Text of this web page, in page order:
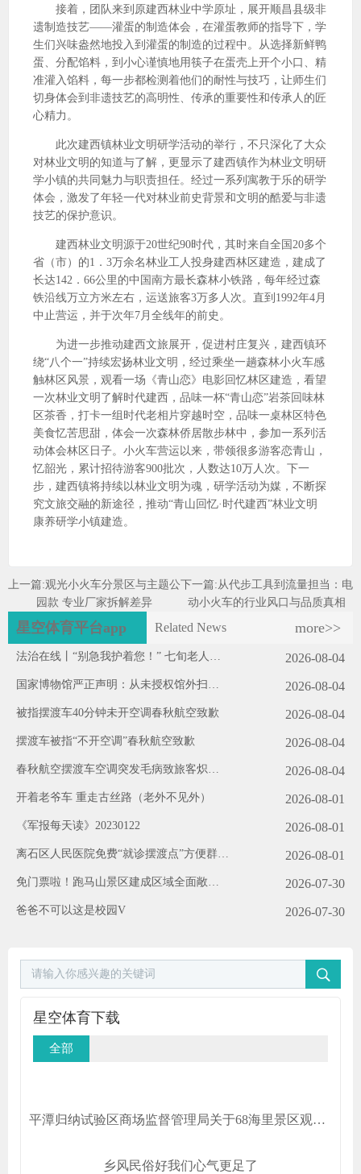
接着，团队来到原建西林业中学原址，展开顺昌县级非
遗制造技艺——灌蛋的制造体会，在灌蛋教师的指导下，学
生们兴味盎然地投入到灌蛋的制造的过程中。从选择新鲜鸭
蛋、分配馅料，到小心谨慎地用筷子在蛋壳上开个小口、精
准灌入馅料，每一步都检测着他们的耐性与技巧，让师生们
切身体会到非遗技艺的高明性、传承的重要性和传承人的匠
心精力。
此次建西镇林业文明研学活动的举行，不只深化了大众
对林业文明的知道与了解，更显示了建西镇作为林业文明研
学小镇的共同魅力与职责担任。经过一系列寓教于乐的研学
体会，激发了年轻一代对林业前史背景和文明的酷爱与非遗
技艺的保护意识。
建西林业文明源于20世纪90时代，其时来自全国20多个
省（市）的1．3万余名林业工人投身建西林区建造，建成了
长达142．66公里的中国南方最长森林小铁路，每年经过森
铁沿线万立方米左右，运送旅客3万多人次。直到1992年4月
中止营运，并于次年7月全线年的前史。
为进一步推动建西文旅展开，促进村庄复兴，建西镇环
绕“八个一”持续宏扬林业文明，经过乘坐一趟森林小火车感
触林区风景，观看一场《青山恋》电影回忆林区建造，看望
一次林业文明了解时代建西，品味一杯“青山恋”岩茶回味林
区茶香，打卡一组时代老相片穿越时空，品味一桌林区特色
美食忆苦思甜，体会一次森林侨居散步林中，参加一系列活
动体会林区日子。小火车营运以来，带领很多游客恋青山，
忆韶光，累计招待游客900批次，人数达10万人次。下一
步，建西镇将持续以林业文明为魂，研学活动为媒，不断探
究文旅交融的新途径，推动“青山回忆·时代建西”林业文明
康养研学小镇建造。
上一篇:观光小火车分景区与主题公
园款 专业厂家拆解差异
下一篇:从代步工具到流量担当：电
动小火车的行业风口与品质真相
星空体育平台app Related News more>>
法治在线丨“别急我护着您！” 七旬老人晕
2026-08-04
国家博物馆严正声明：从未授权馆外扫码
2026-08-04
被指摆渡车40分钟未开空调春秋航空致歉 2026-08-04
摆渡车被指“不开空调”春秋航空致歉 2026-08-04
春秋航空摆渡车空调突发毛病致旅客炽热
2026-08-04
开着老爷车 重走古丝路（老外不见外） 2026-08-01
《军报每天读》20230122 2026-08-01
离石区人民医院免费“就诊摆渡点”方便群众
2026-08-01
免门票啦！跑马山景区建成区域全面敞开
2026-07-30
爸爸不可以这是校园V 2026-07-30
星空体育下载
全部
平潭归纳试验区商场监督管理局关于68海里景区观光车车票收费规范的告诉
乡风民俗好我们心气更足了